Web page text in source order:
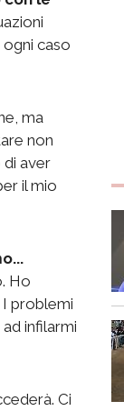
caso
ma
non
di aver
il mio
Ho
problemi
infilarmi
Ci